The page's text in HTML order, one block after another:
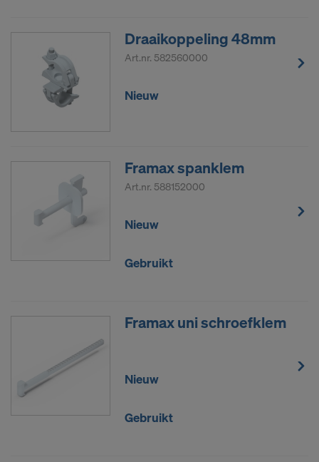
Draaikoppeling 48mm
Art.nr. 582560000
Nieuw
Framax spanklem
Art.nr. 588152000
Nieuw
Gebruikt
Framax uni schroefklem
Nieuw
Gebruikt